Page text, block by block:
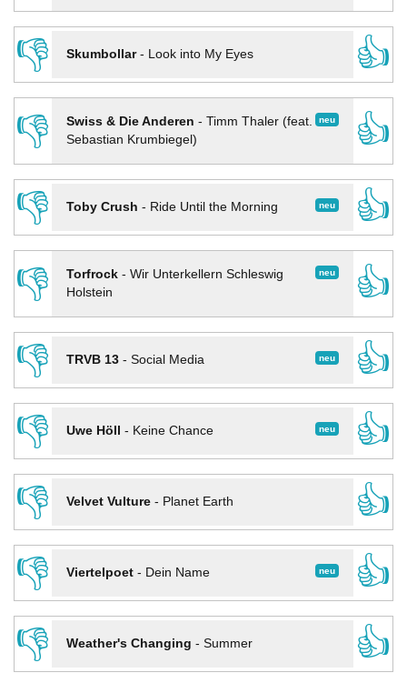
👎
Skumbollar- Look into My Eyes
👍
👎
neu
Swiss & Die Anderen - Timm Thaler (feat.
Sebastian Krumbiegel)
👍
👎
neu
Toby Crush - Ride Until the Morning
👍
👎
neu
Torfrock- Wir Unterkellern Schleswig
Holstein
👍
👎
neu
TRVB 13- Social Media
👍
👎
neu
Uwe Höll - Keine Chance
👍
👎
Velvet Vulture- Planet Earth
👍
👎
neu
Viertelpoet- Dein Name
👍
👎
Weather's Changing - Summer
👍